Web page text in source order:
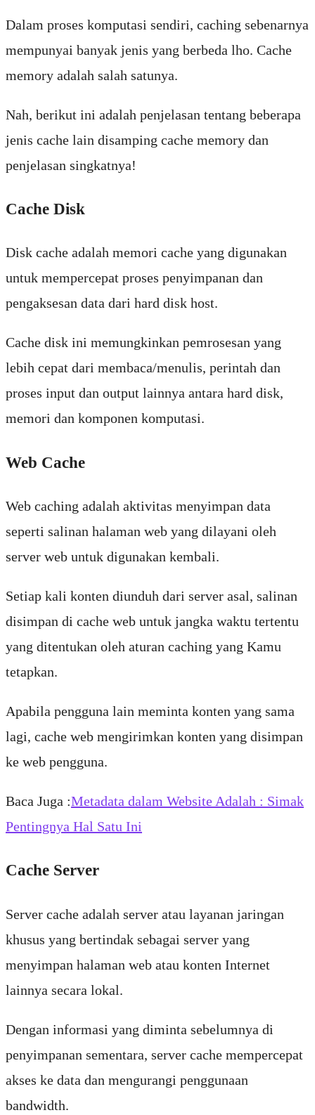
Dalam proses komputasi sendiri, caching sebenarnya
mempunyai banyak jenis yang berbeda lho. Cache
memory adalah salah satunya.
Nah, berikut ini adalah penjelasan tentang beberapa
jenis cache lain disamping cache memory dan
penjelasan singkatnya!
Cache Disk
Disk cache adalah memori cache yang digunakan
untuk mempercepat proses penyimpanan dan
pengaksesan data dari hard disk host.
Cache disk ini memungkinkan pemrosesan yang
lebih cepat dari membaca/menulis, perintah dan
proses input dan output lainnya antara hard disk,
memori dan komponen komputasi.
Web Cache
Web caching adalah aktivitas menyimpan data
seperti salinan halaman web yang dilayani oleh
server web untuk digunakan kembali.
Setiap kali konten diunduh dari server asal, salinan
disimpan di cache web untuk jangka waktu tertentu
yang ditentukan oleh aturan caching yang Kamu
tetapkan.
Apabila pengguna lain meminta konten yang sama
lagi, cache web mengirimkan konten yang disimpan
ke web pengguna.
Baca Juga :Metadata dalam Website Adalah : Simak
Pentingnya Hal Satu Ini
Cache Server
Server cache adalah server atau layanan jaringan
khusus yang bertindak sebagai server yang
menyimpan halaman web atau konten Internet
lainnya secara lokal.
Dengan informasi yang diminta sebelumnya di
penyimpanan sementara, server cache mempercepat
akses ke data dan mengurangi penggunaan
bandwidth.